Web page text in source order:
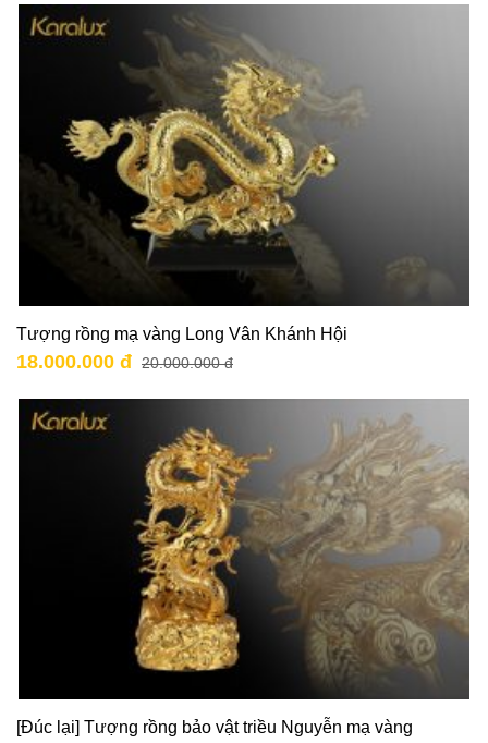
Tượng rồng mạ vàng Long Vân Khánh Hội
18.000.000 đ 20.000.000 đ
[Đúc lại] Tượng rồng bảo vật triều Nguyễn mạ vàng